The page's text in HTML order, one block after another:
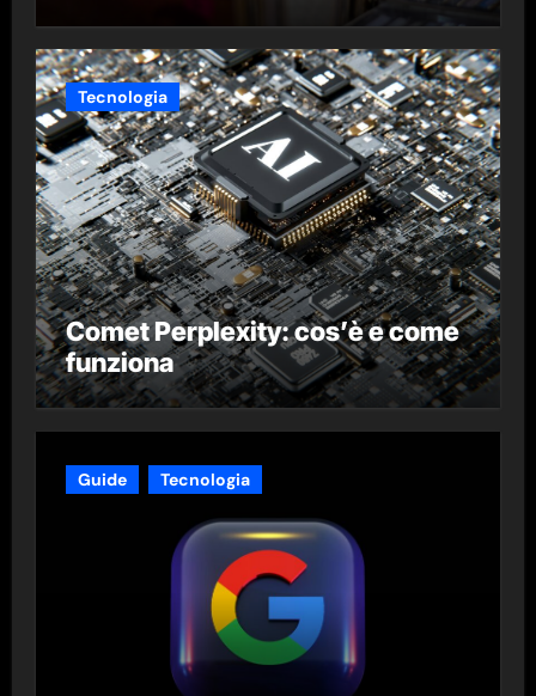
Tecnologia
Comet Perplexity: cos’è e come
funziona
Guide Tecnologia